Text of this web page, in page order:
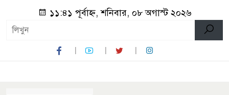
১১:৪১ পূর্বাহ্ন, শনিবার, ০৮ অগাস্ট ২০২৬